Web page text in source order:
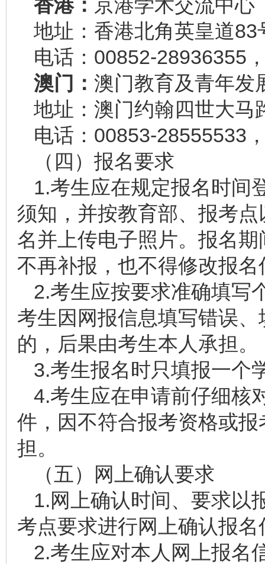
香港： 京港学术交流中心
地址：香港北角英皇道
电话：00852-28936355
澳门： 澳门教育及青年发
地址：澳门约翰四世大马
电话：00853-28555533
（四）报名要求
1.考生应在规定报名时间
须知，并按教育部、报考
名并上传电子照片。报名
不再补报，也不得修改报名
2.考生应按要求准确填写
考生因网报信息填写错误
的，后果由考生本人承担。
3.考生报名时只填报一个
4.考生应在申请前仔细核
件，因不符合报考资格或
担。
（五）网上确认要求
1.网上确认时间、要求以
考点要求进行网上确认报
2.考生应对本人网上报名